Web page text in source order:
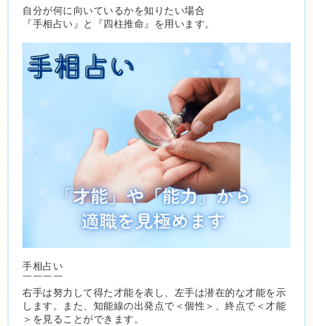
自分が何に向いているかを知りたい場合
『手相占い』と『四柱推命』を用います。
手相占い
￣￣￣￣
右手は努力して得た才能を表し、左手は潜在的な才能を示
します。また、知能線の出発点で＜個性＞、終点で＜才能
＞を見ることができます。